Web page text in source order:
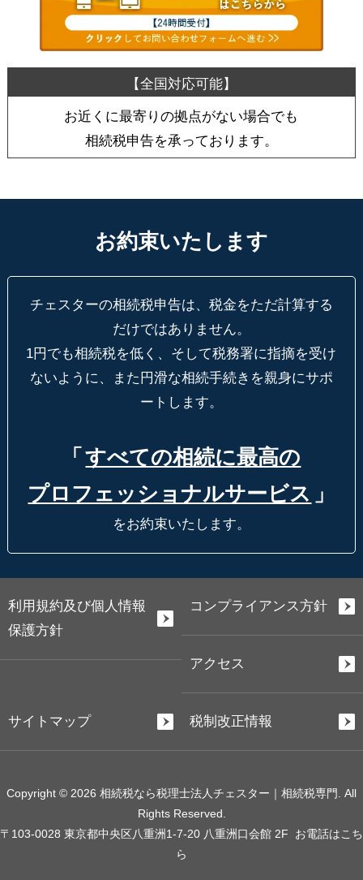
お近くに最寄りの拠点がない場合でも
相続税申告を承っております。
お約束いたします
チェスターの相続税申告は、税金をただ計算する
だけではありません。
1円でも相続税を低く、そして税務署に指摘を受け
ないように、
また円滑な相続手続きを親身にサポ
ートします。
「 すべての相続に最高の
プロフェッショナルサービス 」
をお約束いたします。
利用規約及び個人情報
保護方針
コンプライアンス方針
アクセス
サイトマップ 税制改正情報
Copyright © 2026 相続税なら税理士法人チェスター｜相続税専門. All
Rights Reserved.
〒103-0028 東京都中央区八重洲1-7-20 八重洲口会館 2F お電話はこち
ら